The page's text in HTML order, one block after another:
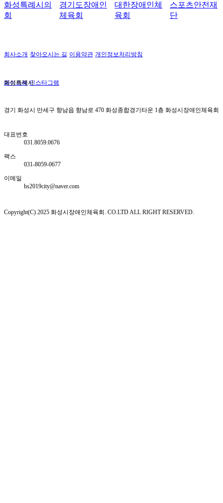
경기도장애인
체육회
대한장애인체
육회
스포츠안전재
단
화성시체육회
회사소개 찾아오시는 길 이용약관 개인정보처리방침
경기 화성시 만세구 향남읍 향남로 470 화성종합경기타운 1층 화성시장애인체육회
대표번호
031.8059.0676
팩스
031-8059-0677
이메일
hs2019city@naver.com
Copyright(C) 2025 화성시장애인체육회. CO.LTD ALL RIGHT RESERVED.
페이스북 인스타그램
화성특례시